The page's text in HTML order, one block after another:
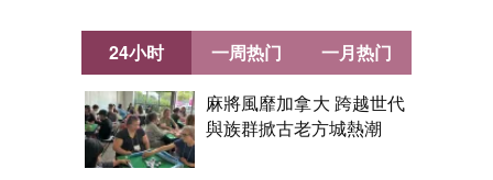
24小时
麻將風靡加拿大 跨越世代
與族群掀古老方城熱潮
一周热门 一月热门